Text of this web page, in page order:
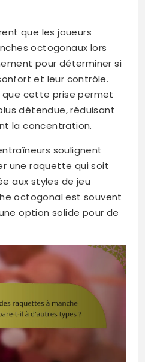
que les joueurs
octogonaux lors
pour déterminer si
et leur contrôle.
cette prise permet
détendue, réduisant
la concentration.
soulignent
une raquette qui soit
aux styles de jeu
octogonal est souvent
option solide pour de